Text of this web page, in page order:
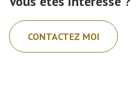
CONTACTEZ MOI